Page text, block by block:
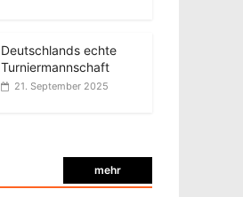
Deutschlands echte
Turniermannschaft
21. September 2025
mehr